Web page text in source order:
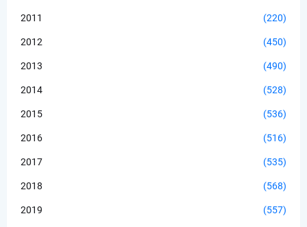
2011 (220)
2012 (450)
2013 (490)
2014 (528)
2015 (536)
2016 (516)
2017 (535)
2018 (568)
2019 (557)